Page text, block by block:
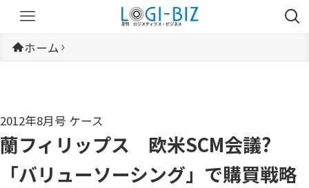
ホーム
2012年8月号 ケース
蘭フィリップス 欧米SCM会議?
「バリューソーシング」で購買戦略